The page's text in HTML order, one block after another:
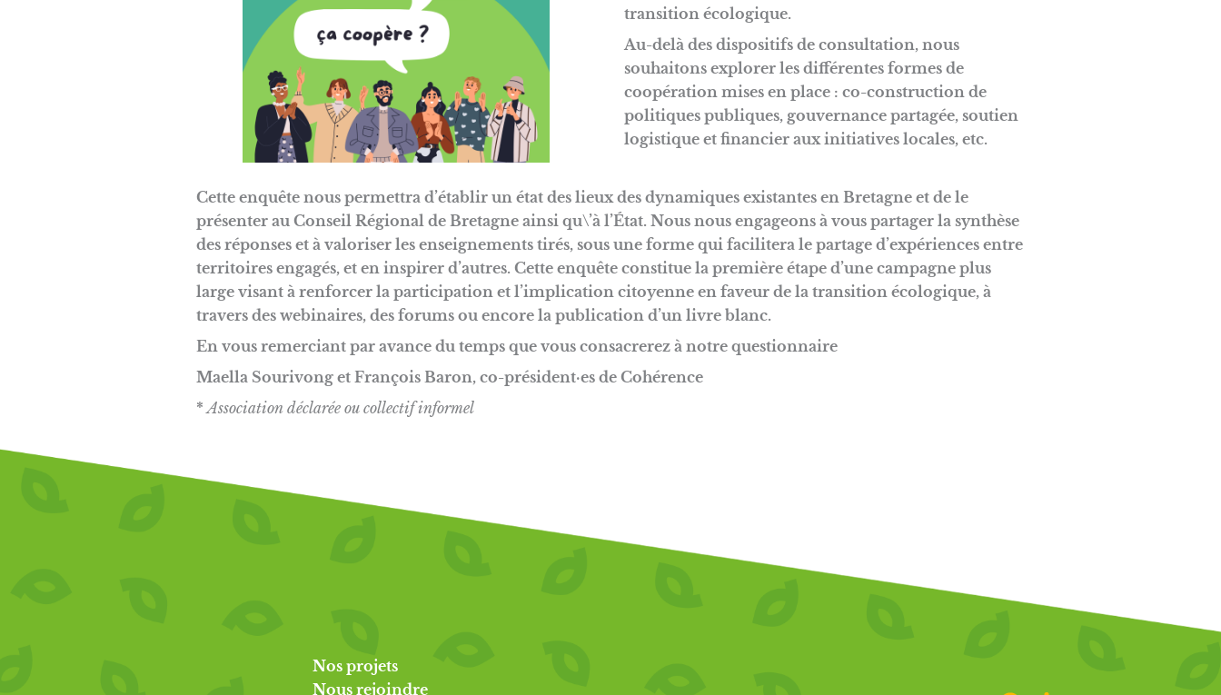
transition écologique.
Au-delà des dispositifs de consultation, nous
souhaitons explorer les différentes formes de
coopération mises en place : co-construction de
politiques publiques, gouvernance partagée, soutien
logistique et financier aux initiatives locales, etc.
Cette enquête nous permettra d’établir un état des lieux des dynamiques existantes en Bretagne et de le
présenter au Conseil Régional de Bretagne ainsi qu\’à l’État. Nous nous engageons à vous partager la synthèse
des réponses et à valoriser les enseignements tirés, sous une forme qui facilitera le partage d’expériences entre
territoires engagés, et en inspirer d’autres. Cette enquête constitue la première étape d’une campagne plus
large visant à renforcer la participation et l’implication citoyenne en faveur de la transition écologique, à
travers des webinaires, des forums ou encore la publication d’un livre blanc.
En vous remerciant par avance du temps que vous consacrerez à notre questionnaire
Maella Sourivong et François Baron, co-président·es de Cohérence
*Association déclarée ou collectif informel
Nos projets
Nous rejoindre